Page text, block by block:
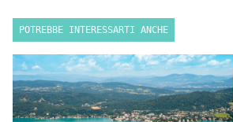
POTREBBE INTERESSARTI ANCHE